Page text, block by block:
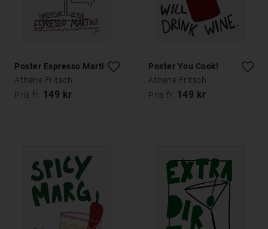
Poster Espresso Martini
Athene Fritsch
Pris fr. 149 kr
Poster You Cook!
Athene Fritsch
Pris fr. 149 kr